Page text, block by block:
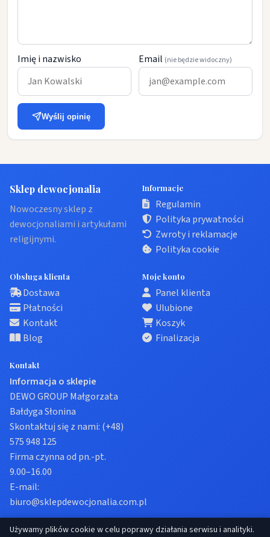
Imię i nazwisko Email (nie będzie widoczny)
Wyślij opinię
Sklep dewocjonalia
Nowoczesny sklep z
dewocjonaliami i artykułami
religijnymi.
Informacje
Regulamin
Polityka prywatności
Zwroty i reklamacje
Polityka cookie
Obsługa klienta
Dostawa
Płatności
Kontakt
Blog
Moje konto
Panel klienta
Ulubione
Koszyk
Finalizacja
Kontakt
Informacja o sklepie
DEWO GROUP Małgorzata
Bałdyga Słonina
Skontaktuj się z nami: (+48)
575 948 125
Firma czynna od pn.-pt.
9.00–16.00
E-mail:
biuro@sklepdewocjonalia.com.pl
Używamy plików cookie w celu poprawy działania serwisu i analityki.